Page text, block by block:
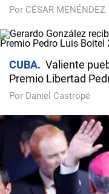
Por CÉSAR MENÉNDEZ
CUBA
Valiente
Premio Libertad
Por Daniel Castropé